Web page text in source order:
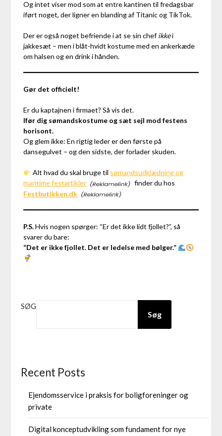
Og intet viser mod som at entre kantinen til fredagsbar
iført noget, der ligner en blanding af Titanic og TikTok.
Der er også noget befriende i at se sin chefikkei
jakkesæt – men i blåt-hvidt kostume med en ankerkæde
om halsen og en drink i hånden.
Gør det officielt!
Er du kaptajnen i firmaet? Så vis det.
Ifør dig sømandskostume og sæt sejl mod festens
horisont.
Og glem ikke: En rigtig leder er den første på
dansegulvet – og den sidste, der forlader skuden.
Alt hvad du skal bruge til sømandsudklædning og
maritime festartikler
finder du hos
Festbutikken.dk
P.S.Hvis nogen spørger: “Er det ikke lidt fjollet?”, så
svarer du bare:
“Det er ikke fjollet. Det er ledelse med bølger.”
SØG
Søg
Recent Posts
Ejendomsservice i praksis for boligforeninger og
private
Digital konceptudvikling som fundament for nye